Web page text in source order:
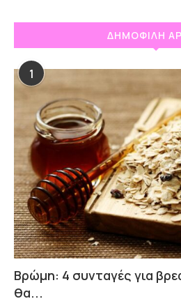
ΔΗΜΟΦΙΛΗ
1
Βρώμη: 4 συνταγές για
θα...